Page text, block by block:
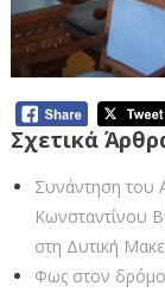
Σχετικά
Συνάντηση του
Κωνσταντίνου
στη Δυτική
Φως στον δρόμο